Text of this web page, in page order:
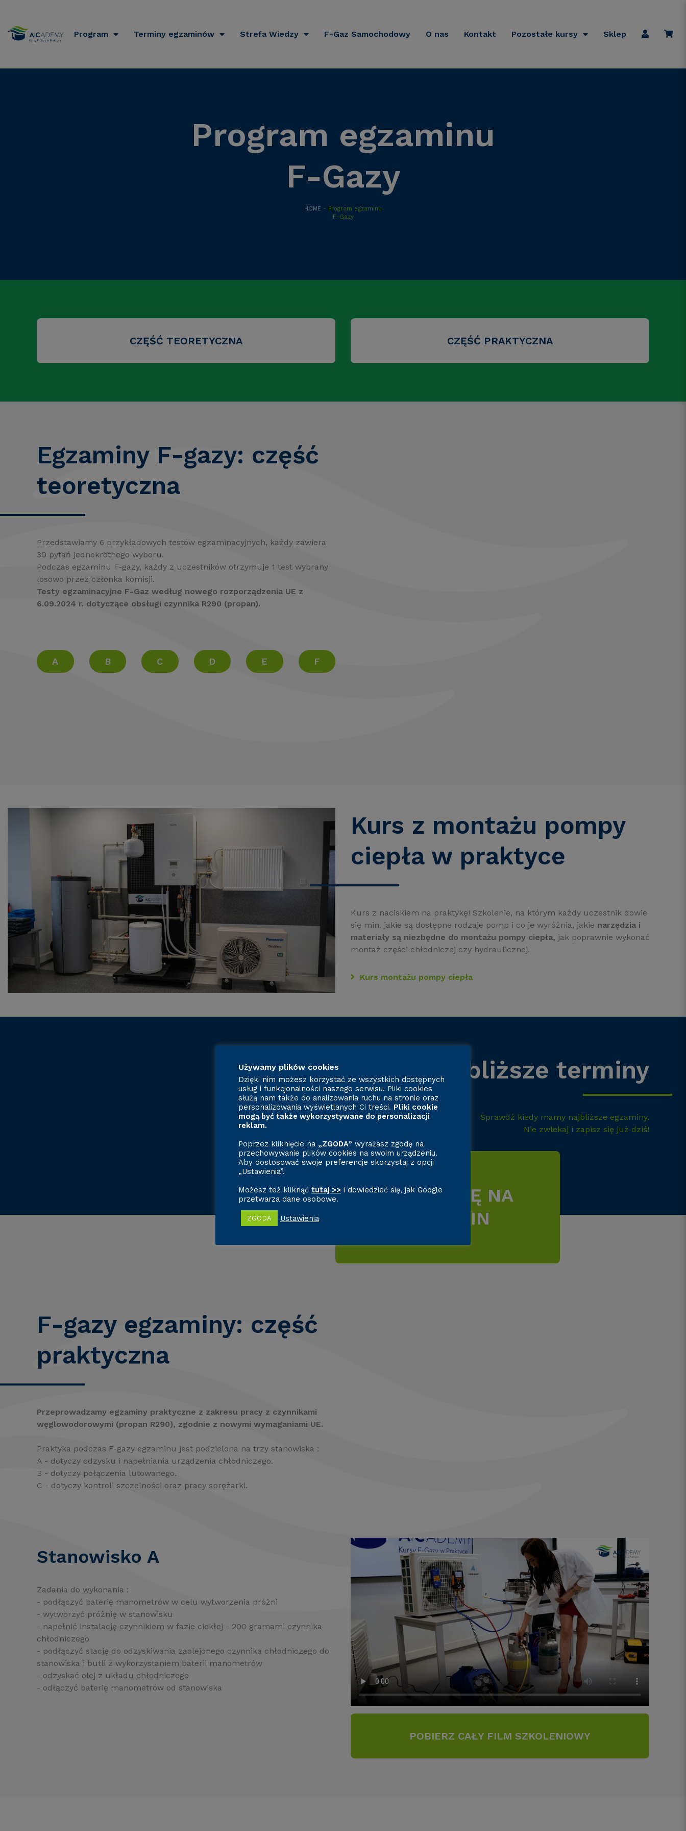
Program Terminy egzaminów Strefa Wiedzy F-Gaz Samochodowy O nas Kontakt Pozostałe kursy Sklep
Program egzaminu
F-Gazy
HOME - Program egzaminu
F-Gazy
CZĘŚĆ TEORETYCZNA CZĘŚĆ PRAKTYCZNA
Egzaminy F-gazy: część
teoretyczna
Przedstawiamy 6 przykładowych testów egzaminacyjnych, każdy zawiera
30 pytań jednokrotnego wyboru.
Podczas egzaminu F-gazy, każdy z uczestników otrzymuje 1 test wybrany
losowo przez członka komisji.
Testy egzaminacyjne F-Gaz według nowego rozporządzenia UE z
6.09.2024 r. dotyczące obsługi czynnika R290 (propan).
A B C D E F
Kurs z montażu pompy
ciepła w praktyce
Kurs z naciskiem na praktykę! Szkolenie, na którym każdy uczestnik dowie
się min. jakie są dostępne rodzaje pomp i co je wyróżnia, jakie narzędzia i
materiały są niezbędne do montażu pompy ciepła, jak poprawnie wykonać
montaż części chłodniczej czy hydraulicznej.
Kurs montażu pompy ciepła
Najbliższe terminy
Sprawdź kiedy mamy najbliższe egzaminy.
Nie zwlekaj i zapisz się już dziś!
ZAPISZ SIĘ NA
EGZAMIN
F-gazy egzaminy: część
praktyczna
Przeprowadzamy egzaminy praktyczne z zakresu pracy z czynnikami
węglowodorowymi (propan R290), zgodnie z nowymi wymaganiami UE.
Praktyka podczas F-gazy egzaminu jest podzielona na trzy stanowiska :
A - dotyczy odzysku i napełniania urządzenia chłodniczego.
B - dotyczy połączenia lutowanego.
C - dotyczy kontroli szczelności oraz pracy sprężarki.
Stanowisko A
Zadania do wykonania :
- podłączyć baterię manometrów w celu wytworzenia próżni
- wytworzyć próżnię w stanowisku
- napełnić instalację czynnikiem w fazie ciekłej - 200 gramami czynnika
chłodniczego
- podłączyć stację do odzyskiwania zaolejonego czynnika chłodniczego do
stanowiska i butli z wykorzystaniem baterii manometrów
- odzyskać olej z układu chłodniczego
- odłączyć baterię manometrów od stanowiska
POBIERZ CAŁY FILM SZKOLENIOWY
Używamy plików cookies
Dzięki nim możesz korzystać ze wszystkich dostępnych
usług i funkcjonalności naszego serwisu. Pliki cookies
służą nam także do analizowania ruchu na stronie oraz
personalizowania wyświetlanych Ci treści. Pliki cookie
mogą być także wykorzystywane do personalizacji
reklam.
Poprzez kliknięcie na „ZGODA” wyrażasz zgodę na
przechowywanie plików cookies na swoim urządzeniu.
Aby dostosować swoje preferencje skorzystaj z opcji
„Ustawienia”.
Możesz też kliknąć tutaj >> i dowiedzieć się, jak Google
przetwarza dane osobowe.
ZGODA Ustawienia